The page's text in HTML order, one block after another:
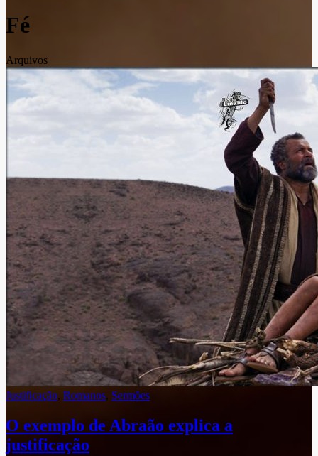
Fé
Arquivos
Justificação, Romanos, Sermões
O exemplo de Abraão explica a
justificação